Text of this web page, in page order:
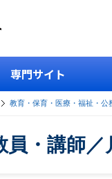
専門サイト
教育・保育・医療・福祉・公
員・講師